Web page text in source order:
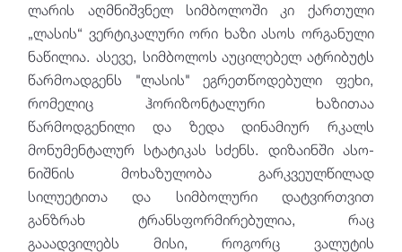
ლარის აღმნიშვნელ სიმბოლოში კი ქართული
„ლასის“ ვერტიკალური ორი ხაზი ასოს ორგანული
ნაწილია. ასევე, სიმბოლოს აუცილებელ ატრიბუტს
წარმოადგენს "ლასის" ეგრეთწოდებული ფეხი,
რომელიც ჰორიზონტალური ხაზითაა
წარმოდგენილი და ზედა დინამიურ რკალს
მონუმენტალურ სტატიკას სძენს. დიზაინში ასო-
ნიშნის მოხაზულობა გარკვეულწილად
სილუეტითა და სიმბოლური დატვირთვით
განზრახ ტრანსფორმირებულია, რაც
გააადვილებს მისი, როგორც ვალუტის